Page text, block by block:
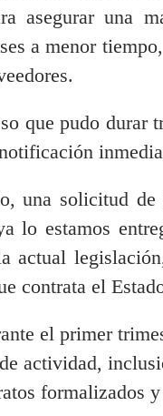
asegurar una
a menor
que pudo durar
una solicitud
lo estamos
actual
contrata el
el primer
actividad,
formalizados